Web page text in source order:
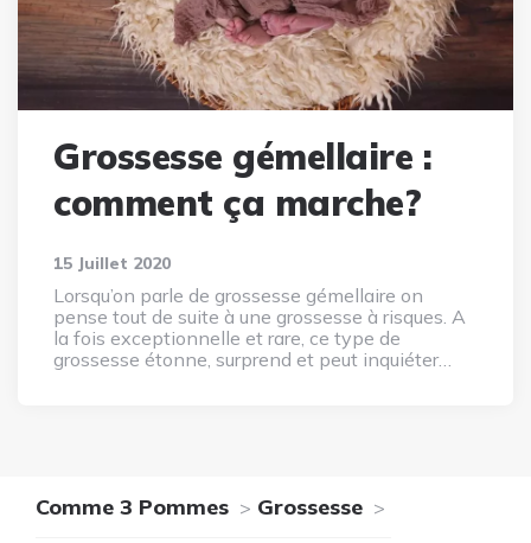
Grossesse gémellaire :
comment ça marche?
15 Juillet 2020
Lorsqu’on parle de grossesse gémellaire on
pense tout de suite à une grossesse à risques. A
la fois exceptionnelle et rare, ce type de
grossesse étonne, surprend et peut inquiéter…
Comme 3 Pommes Grossesse